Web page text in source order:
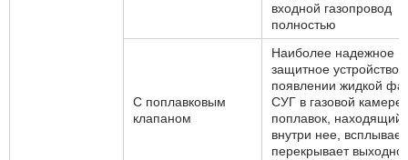
входной газопровод
полностью
С поплавковым
клапаном
Наиболее надежное
защитное устройство.
появлении жидкой
СУГ в газовой камере,
поплавок,
внутри нее,
перекрывает